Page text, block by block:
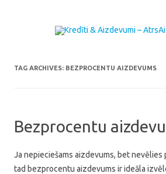
TAG ARCHIVES: BEZPROCENTU AIZDEVUMS
Bezprocentu
Ja nepieciešams aizdevums, bet nevēlies
tad bezprocentu aizdevums ir ideāla